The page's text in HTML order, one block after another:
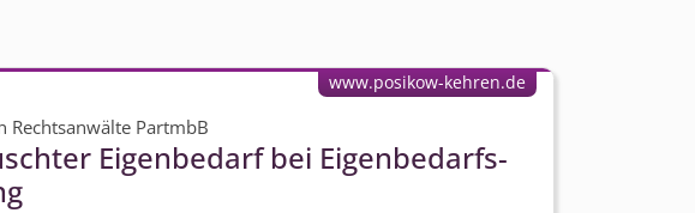
Rechtsanwälte PartmbB
Eigenbedarf bei Eigenbedarfs­
www.posikow-kehren.de